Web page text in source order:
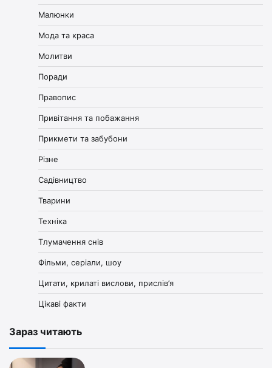
Малюнки
Мода та краса
Молитви
Поради
Правопис
Привітання та побажання
Прикмети та забубони
Різне
Садівництво
Тварини
Техніка
Тлумачення снів
Фільми, серіали, шоу
Цитати, крилаті вислови, прислів’я
Цікаві факти
Зараз читають